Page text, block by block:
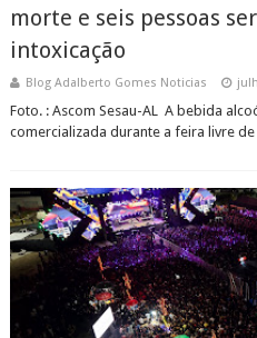
morte e seis pessoas
intoxicação
Blog Adalberto Gomes Noticias
Foto. : Ascom Sesau-AL A bebida
comercializada durante a feira livre de